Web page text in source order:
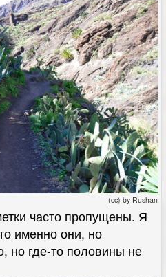
(cc) by Rushan
часто пропущены. Я
именно они, но
но где-то половины не